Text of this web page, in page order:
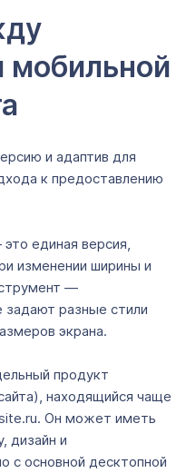
мобильной
и адаптив для
к предоставлению
единая версия,
изменении ширины и
—
разные стили
экрана.
продукт
находящийся чаще
Он может иметь
дизайн и
с основной десктопной